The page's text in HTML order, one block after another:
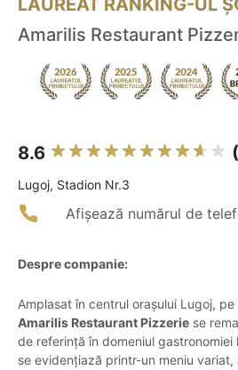
LAUREAT RANKING-UL
Amarilis Restaurant
8.6
Lugoj, Stadion Nr.3
Afișează numărul de
Despre companie:
Amplasat în centrul orașului Lugoj,
Amarilis Restaurant Pizzerie se
de referință în domeniul gastronomiei
se evidențiază printr-un meniu variat,